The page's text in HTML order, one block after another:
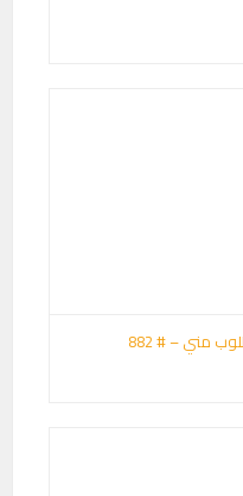
مني – # 882